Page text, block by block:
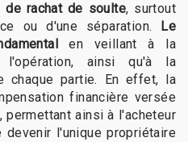
de rachat de soulte, surtout
ou d'une séparation.
Le
en veillant à la
l'opération, ainsi qu'à la
chaque partie. En effet, la
financière versée
permettant ainsi à l'acheteur
l'unique propriétaire